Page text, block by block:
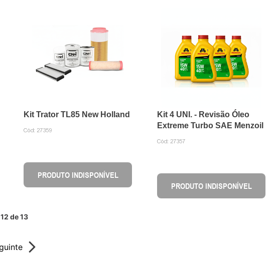
Kit Trator TL85 New Holland
Cód: 27359
PRODUTO INDISPONÍVEL
Kit 4 UNI. - Revisão Óleo
Extreme Turbo SAE Menzoil
Cód: 27357
PRODUTO INDISPONÍVEL
12 de 13